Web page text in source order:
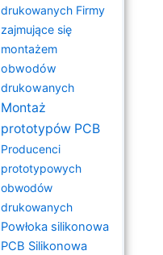
drukowanych Firmy
zajmujące się
montażem
obwodów
drukowanych
Montaż
prototypów PCB
Producenci
prototypowych
obwodów
drukowanych
Powłoka silikonowa
PCB Silikonowa